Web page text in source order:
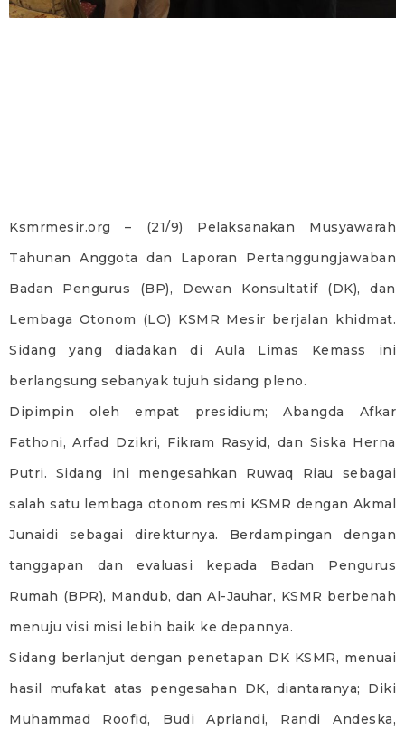
Ksmrmesir.org – (21/9) Pelaksanakan Musyawarah
Tahunan Anggota dan Laporan Pertanggungjawaban
Badan Pengurus (BP), Dewan Konsultatif (DK), dan
Lembaga Otonom (LO) KSMR Mesir berjalan khidmat.
Sidang yang diadakan di Aula Limas Kemass ini
berlangsung sebanyak tujuh sidang pleno.
Dipimpin oleh empat presidium; Abangda Afkar
Fathoni, Arfad Dzikri, Fikram Rasyid, dan Siska Herna
Putri. Sidang ini mengesahkan Ruwaq Riau sebagai
salah satu lembaga otonom resmi KSMR dengan Akmal
Junaidi sebagai direkturnya. Berdampingan dengan
tanggapan dan evaluasi kepada Badan Pengurus
Rumah (BPR), Mandub, dan Al-Jauhar, KSMR berbenah
menuju visi misi lebih baik ke depannya.
Sidang berlanjut dengan penetapan DK KSMR, menuai
hasil mufakat atas pengesahan DK, diantaranya; Diki
Muhammad Roofid, Budi Apriandi, Randi Andeska,